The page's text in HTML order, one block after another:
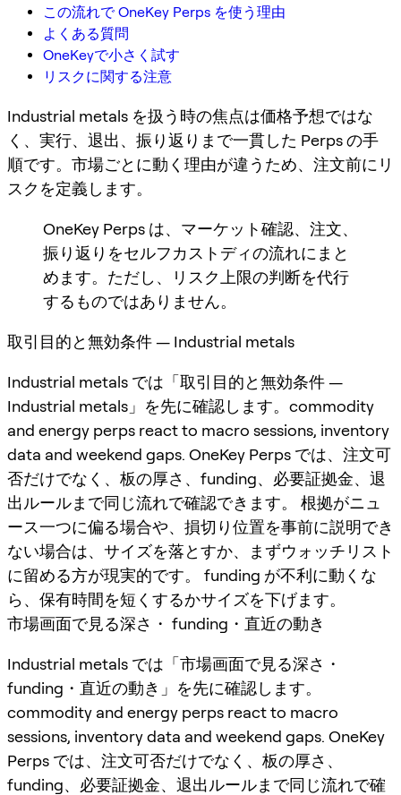
この流れで OneKey Perps を使う理由
よくある質問
OneKeyで小さく試す
リスクに関する注意
Industrial metals を扱う時の焦点は価格予想ではな
く、実行、退出、振り返りまで一貫した Perps の手
順です。市場ごとに動く理由が違うため、注文前にリ
スクを定義します。
OneKey Perps は、マーケット確認、注文、
振り返りをセルフカストディの流れにまと
めます。ただし、リスク上限の判断を代行
するものではありません。
取引目的と無効条件 — Industrial metals
Industrial metals では「取引目的と無効条件 —
Industrial metals」を先に確認します。commodity
and energy perps react to macro sessions, inventory
data and weekend gaps. OneKey Perps では、注文可
否だけでなく、板の厚さ、funding、必要証拠金、退
出ルールまで同じ流れで確認できます。 根拠がニュ
ース一つに偏る場合や、損切り位置を事前に説明でき
ない場合は、サイズを落とすか、まずウォッチリスト
に留める方が現実的です。 funding が不利に動くな
ら、保有時間を短くするかサイズを下げます。
市場画面で見る深さ・ funding・直近の動き
Industrial metals では「市場画面で見る深さ・
funding・直近の動き」を先に確認します。
commodity and energy perps react to macro
sessions, inventory data and weekend gaps. OneKey
Perps では、注文可否だけでなく、板の厚さ、
funding、必要証拠金、退出ルールまで同じ流れで確